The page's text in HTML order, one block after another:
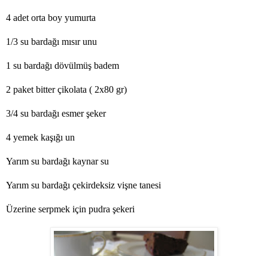
4 adet orta boy yumurta
1/3 su bardağı mısır unu
1 su bardağı dövülmüş badem
2 paket bitter çikolata ( 2x80 gr)
3/4 su bardağı esmer şeker
4 yemek kaşığı un
Yarım su bardağı kaynar su
Yarım su bardağı çekirdeksiz vişne tanesi
Üzerine serpmek için pudra şekeri